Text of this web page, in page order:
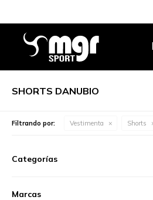
SHORTS DANUBIO
Filtrando por: Vestimenta Shorts
Categorías
Marcas